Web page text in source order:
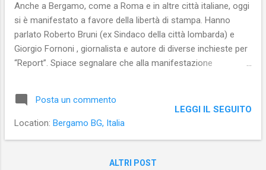
contano. Negli ambienti che mi sostengono e che mi
mollerebbero inorriditi se solo sapessero. Il porco non mi
dice cosa stracazzo si vede in quei fottutissimi video. D’a...
Anche a Bergamo, come a Roma e in altre città italiane, oggi
si è manifestato a favore della libertà di stampa. Hanno
parlato Roberto Bruni (ex Sindaco della città lombarda) e
Giorgio Fornoni , giornalista e autore di diverse inchieste per
“Report”. Spiace segnalare che alla manifestazione
che tanti erano i cittadini comuni, oltre che i politici locali. Ho
intervistato Giorgio Fornoni a proposito della libertà di
stampa. Ecco il video.
Posta un commento
Location: Bergamo BG, Italia
LEGGI IL SEGUITO
ALTRI POST